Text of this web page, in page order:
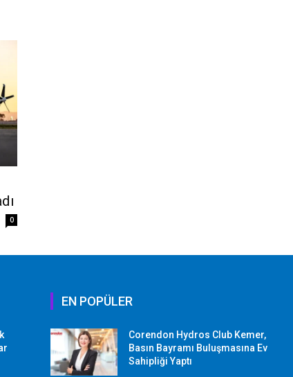
0
EN POPÜLER
Corendon Hydros Club Kemer,
Basın Bayramı Buluşmasına Ev
Sahipliği Yaptı